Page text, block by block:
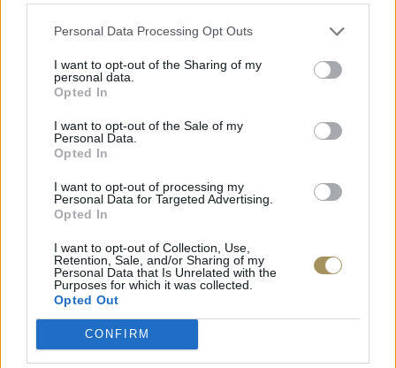
Personal Data Processing Opt Outs
I want to opt-out of the Sharing of my
personal data.
Opted In
I want to opt-out of the Sale of my
Personal Data.
Opted In
I want to opt-out of processing my
Personal Data for Targeted Advertising.
Opted In
I want to opt-out of Collection, Use,
Retention, Sale, and/or Sharing of my
Personal Data that Is Unrelated with the
Purposes for which it was collected.
Opted Out
CONFIRM
ΜΟΝΌΠΕΤΡΟ ΔΑΧΤΥΛΊΔΙ ΜΕ
€1.737€